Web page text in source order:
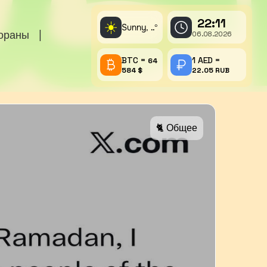
☀️ Sunny, ..° 22:11
06.08.2026
BTC = 64
584 $
1 AED =
22.05 RUB
🐈 Общее